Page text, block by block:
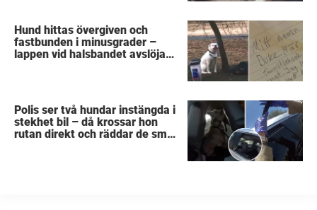
Hund hittas övergiven och
fastbunden i minusgrader –
lappen vid halsbandet avslöjar
Polis ser två hundar instängda i
stekhet bil – då krossar hon
rutan direkt och räddar de små